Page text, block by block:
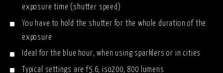
exposure time (shutter speed)
You have to hold the shutter for the whole duration of the
exposure
Ideal for the blue hour, when using sparklers or in cities
Typical settings are f5.6, iso200, 800 lumens